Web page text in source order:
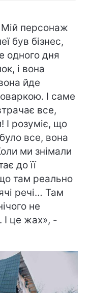
персонаж
був бізнес,
одного дня
і вона
йде
І саме
все,
І розуміє, що
все, вона
ми знімали
до її
там реально
речі… Там
не
І це жах», -